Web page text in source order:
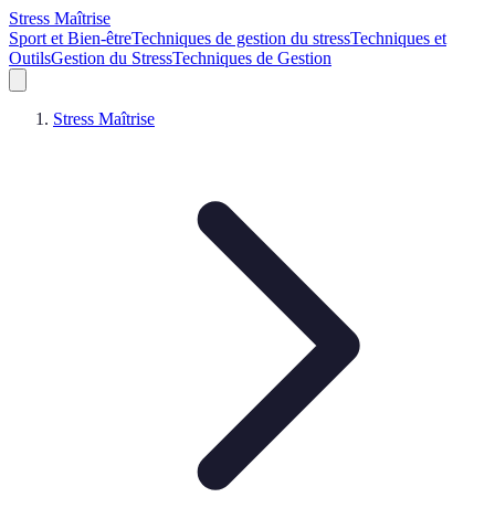
Stress Maîtrise
Sport et Bien-êtreTechniques de gestion du stressTechniques et
OutilsGestion du StressTechniques de Gestion
Stress Maîtrise